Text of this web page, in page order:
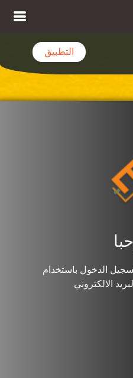
التطبيق
الدخول باستخدام
الالكتروني